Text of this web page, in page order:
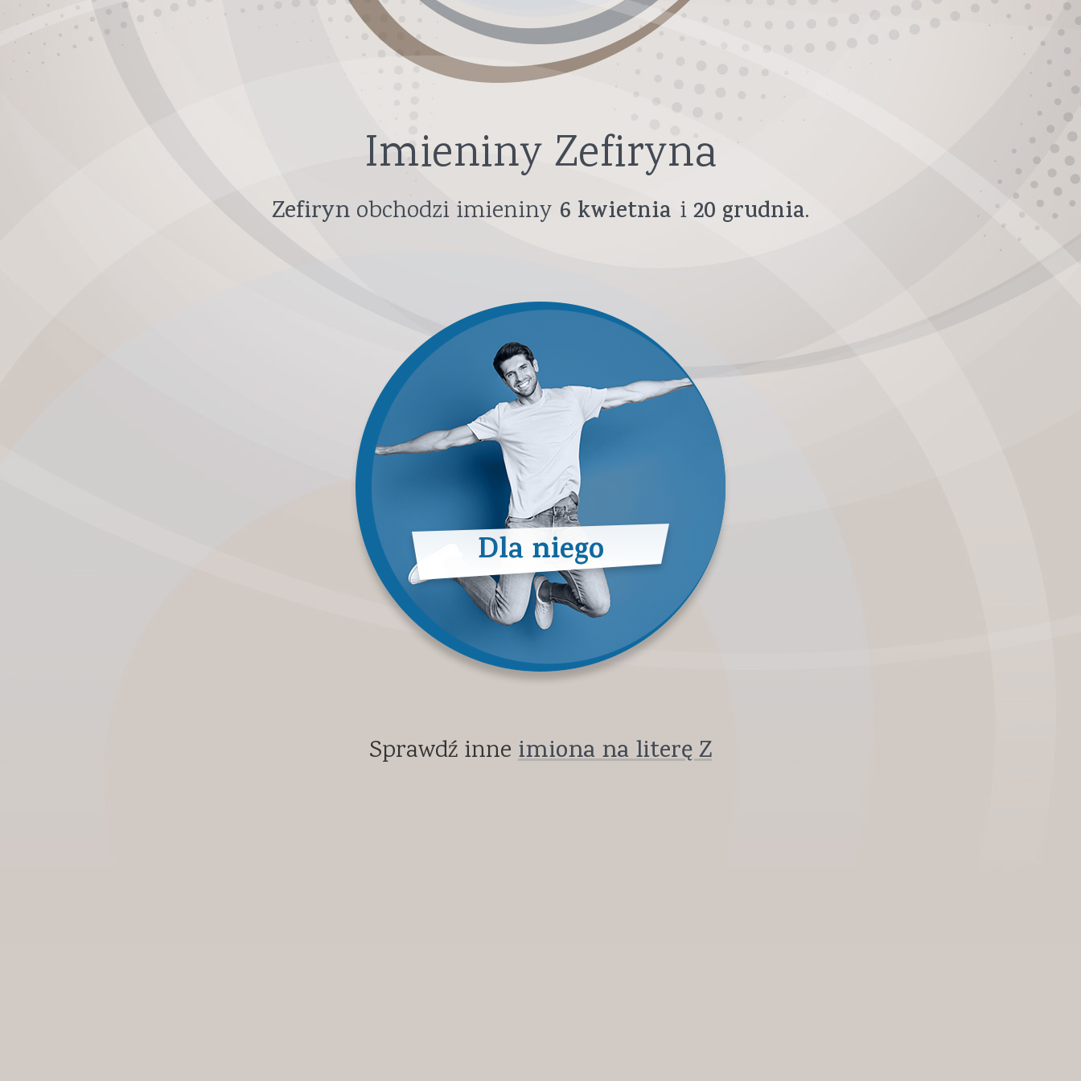
Imieniny Zefiryna
Zefiryn obchodzi imieniny 6 kwietnia 20 grudnia
Dla niego
Sprawdź inne imiona na literę Z